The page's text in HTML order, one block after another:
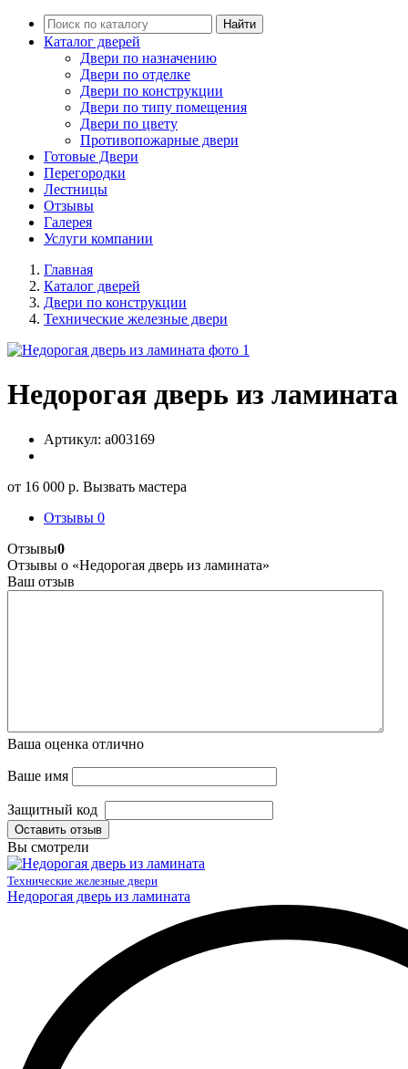
Найти
Каталог дверей
Двери по назначению
Двери по отделке
Двери по конструкции
Двери по типу помещения
Двери по цвету
Противопожарные двери
Готовые Двери
Перегородки
Лестницы
Отзывы
Галерея
Услуги компании
Главная
Каталог дверей
Двери по конструкции
Технические железные двери
Недорогая дверь из ламината
Артикул: a003169
от 16 000 р. Вызвать мастера
Отзывы 0
Отзывы0
Отзывы о «Недорогая дверь из ламината»
Ваш отзыв
Ваша оценка отлично
Ваше имя
Защитный код
Оставить отзыв
Вы смотрели
Технические железные двери
Недорогая дверь из ламината